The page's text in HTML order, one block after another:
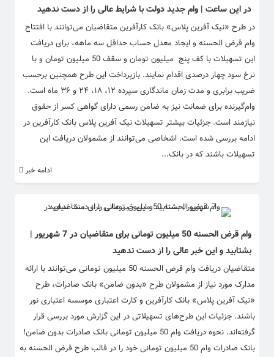
در این ساعت | وام جدید دولت با شرایط عالی را از دست ندهید
در طرح «نیک آفرین پلاس» بانک کارآفرین متقاضیان می‌توانند با افتتاح
وام قرض الحسنه و ایجاد معدل حساب حداقل سه ماهه، برای دریافت
این تسهیلات با کف پنج میلیون تومان و سقف 50 میلیون تومان و با
نرخ سود چهار درصدی اقدام نمایند. بازپرداخت این طرح همچنین برحسب
ضریب برابری و مدت زمان ماندگاری سپرده ۱۲، ۱۸، ۲۴ و ۳۶ ماه است.
وام‌گیرنده برای ضمانت نیز به ضامن رسمی دارای گواهی کسر از حقوق
نیازمند است. جزئیات بیشتر تسهیلات نیک آفرین پلاس بانک کارآفرین در
ادامه بررسی شده است. اشخاصی می‌توانند از مشمولان دریافت این
تسهیلات باشند که در بانک...
ادامه خبر
وام قرض الحسنه 50 میلیون تومانی برای متقاضیان در 7 شهریور |
بشتابید و این خبر عالی را از دست ندهید
متقاضیان دریافت وام قرض الحسنه 50 میلیون تومانی می‌توانند با ارائه
مدارک مورد نیاز از مشمولان طرح «بدون ضامن» بانک صادرات، طرح
«نیک آفرین پلاس» بانک کارآفرین و کارت اعتباری موسسه اعتباری نور
باشند. جزئیات این طرح‌های تسهیلاتی در این گزارش مورد بررسی قرار
گرفته‌اند. نحوه دریافت وام 50 میلیون تومانی بانک صادرات بدون ضامن!
بانک صادرات وام 50 میلیون تومانی خود را در قالب طرح قرض الحسنه به